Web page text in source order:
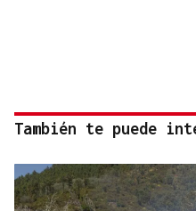
También te puede